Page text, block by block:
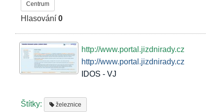
Centrum
Hlasování0
http://www.portal.jizdnirady.cz
http://www.portal.jizdnirady.cz
IDOS - VJ
Štítky: železnice